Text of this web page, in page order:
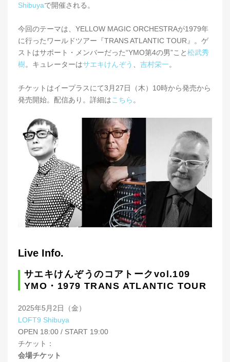
Shibuyaで開催される。
今回のテーマは、YELLOW MAGIC ORCHESTRAが1979年
に行ったワールドツアー『TRANS ATLANTIC TOUR』。ゲ
ストはサポート・メンバーだった“YMO第4の男”こと松武秀
樹。キュレーターはサエキけんぞう 吉村栄一。
チケットはイープラスにて3月27日（木）10時から発売から
発売開始。配信あり。詳細はこちら 。
Live Info.
サエキけんぞうのコアトークvol.109
YMO・1979 TRANS ATLANTIC TOUR
2025年5月2日（金）
LOFT9 Shibuya
OPEN 18:00 / START 19:00
チケット：
会場チケット